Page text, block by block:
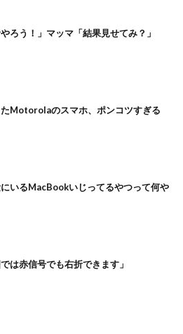
ろう！」マッマ「結果見せてみ？」
Motorolaのスマホ、ポンコツすぎる
いるMacBookいじってるやつって何や
は赤信号でも右折できます」